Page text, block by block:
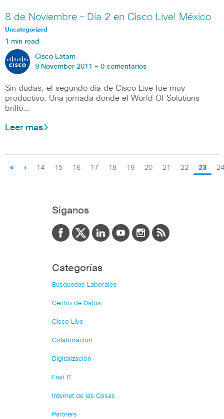
8 de Noviembre – Día 2 en Cisco Live! México
Uncategorized
1 min read
Cisco Latam
9 November 2011 - 0 comentarios
Sin dudas, el segundo día de Cisco Live fue muy
productivo. Una jornada donde el World Of Solutions
brilló…
Leer mas
« ‹ 14 15 16 17 18 19 20 21 22 23 24
Siganos
Categorías
Búsquedas Laborales
Centro de Datos
Cisco Live
Colaboración
Digitalización
Fast IT
Internet de las Cosas
Partners